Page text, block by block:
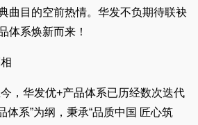
曲目的空前热情。华发不负期待联袂
体系焕新而来！
华发优+产品体系已历经数次迭代
体系”为纲，秉承“品质中国 匠心筑